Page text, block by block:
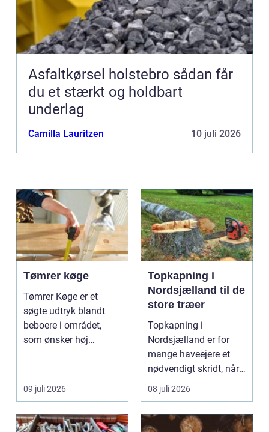
Asfaltkørsel holstebro sådan får
du et stærkt og holdbart
underlag
Camilla Lauritzen 10 juli 2026
Tømrer køge
Tømrer Køge er et
søgte udtryk blandt
beboere i området,
som ønsker høj
09 juli 2026
Topkapning i
Nordsjælland til de
store træer
Topkapning i
Nordsjælland er for
mange haveejere et
nødvendigt skridt, når
store ...
08 juli 2026